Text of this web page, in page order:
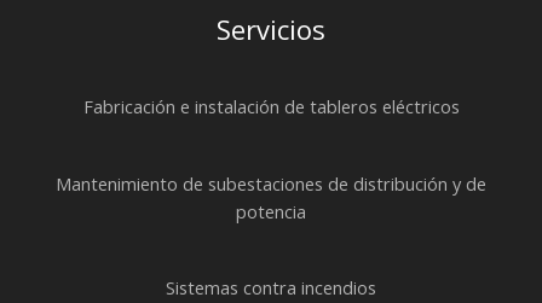
Servicios
Fabricación e instalación de tableros eléctricos
Mantenimiento de subestaciones de distribución y de
potencia
Sistemas contra incendios